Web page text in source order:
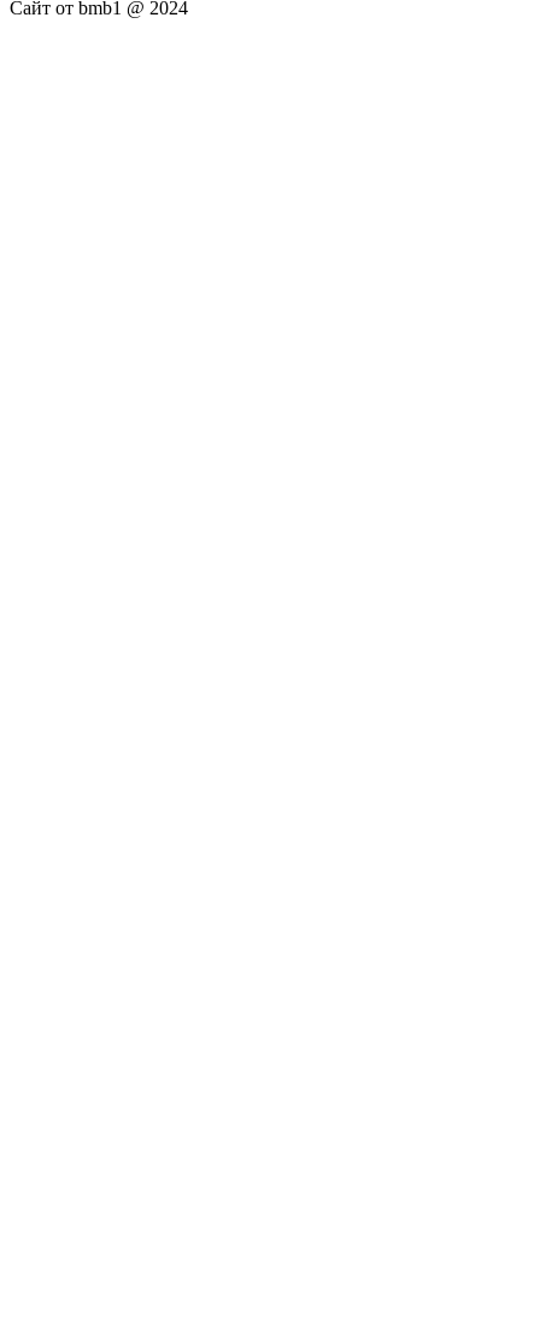
Сайт от bmb1 @ 2024